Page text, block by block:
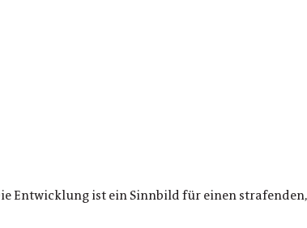
Entwicklung ist ein Sinnbild für einen